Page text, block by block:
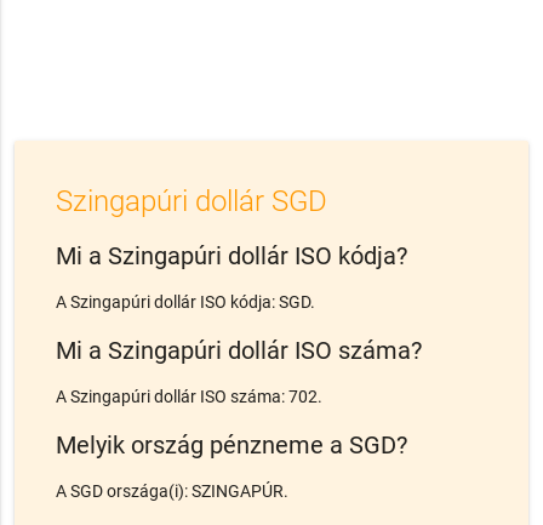
Szingapúri dollár SGD
Mi a Szingapúri dollár ISO kódja?
A Szingapúri dollár ISO kódja: SGD.
Mi a Szingapúri dollár ISO száma?
A Szingapúri dollár ISO száma: 702.
Melyik ország pénzneme a SGD?
A SGD országa(i): SZINGAPÚR.